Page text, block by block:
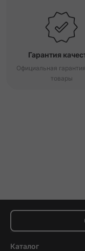
Гарантия
Официальная
товары
Каталог